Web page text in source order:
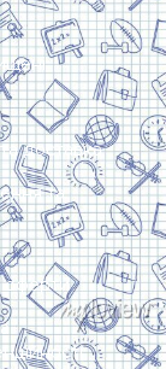
доставка
та
оферти